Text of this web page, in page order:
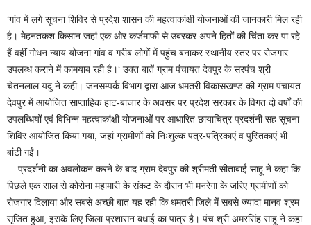
‘गांव में लगे सूचना शिविर से प्रदेश शासन की महत्वाकांक्षी योजनाओं की जानकारी मिल रही
है। मेहनतकश किसान जहां एक ओर कर्जमाफी से उबरकर अपने हितों की चिंता कर पा रहे
हैं वहीं गोधन न्याय योजना गांव व गरीब लोगों में पहुंच बनाकर स्थानीय स्तर पर रोजगार
उपलब्ध कराने में कामयाब रही है।‘ उक्त बातें ग्राम पंचायत देवपुर के सरपंच श्री
चेतनलाल यदु ने कही। जनसम्पर्क विभाग द्वारा आज धमतरी विकासखण्ड की ग्राम पंचायत
देवपुर में आयोजित साप्ताहिक हाट-बाजार के अवसर पर प्रदेश सरकार के विगत दो वर्षों की
उपलब्धियों एवं विभिन्न महत्वाकांक्षी योजनाओं पर आधारित छायाचित्र प्रदर्शनी सह सूचना
शिविर आयोजित किया गया, जहां ग्रामीणों को निःशुल्क पत्र-पत्रिकाएं व पुस्तिकाएं भी
बांटी गईं।
प्रदर्शनी का अवलोकन करने के बाद ग्राम देवपुर की श्रीमती सीताबाई साहू ने कहा कि
पिछले एक साल से कोरोना महामारी के संकट के दौरान भी मनरेगा के जरिए ग्रामीणों को
रोजगार दिलाया और सबसे अच्छी बात यह रही कि धमतरी जिले में सबसे ज्यादा मानव श्रम
सृजित हुआ, इसके लिए जिला प्रशासन बधाई का पात्र है। पंच श्री अमरसिंह साहू ने कहा